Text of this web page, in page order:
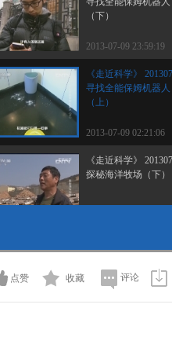
（下）
2013-07-09 23:59:19
《走近科学》
寻找全能保姆机器人
（上）
2013-07-09 02:21:06
《走近科学》
探秘海洋牧场（下）
2013-07-06 21:39:48
点赞 收藏 评论